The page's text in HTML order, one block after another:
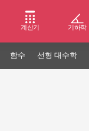
계산기 기하학
함수 선형 대수학